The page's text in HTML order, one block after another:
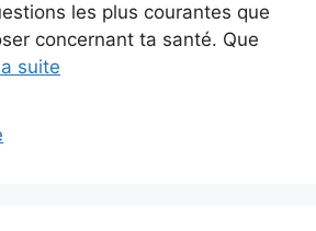
les plus courantes que
concernant ta santé. Que
suite